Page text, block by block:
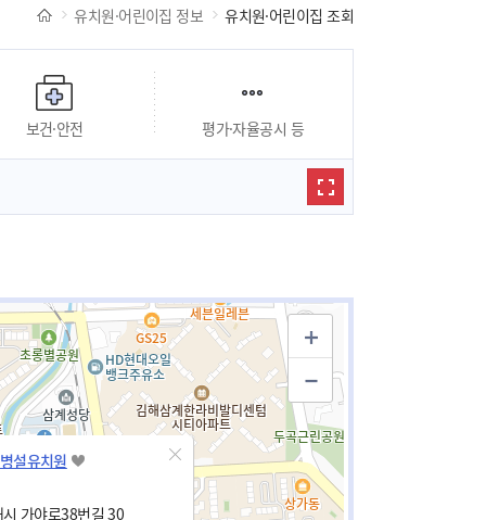
유치원·어린이집 정보 유치원·어린이집 조회
보건·안전 평가·자율공시 등
설유치원
가야로38번길 30